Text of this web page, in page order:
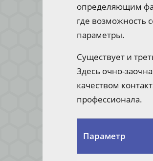
определяющим
где возможность
параметры.
Существует и
Здесь очно-
качеством
профессионала.
Параметр